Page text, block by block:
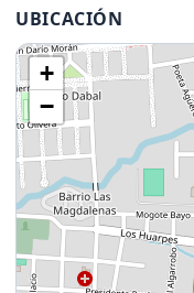
UBICACIÓN
+
−